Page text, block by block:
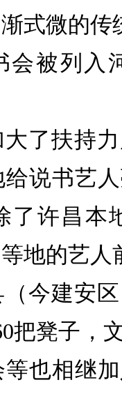
式微的
会被列入
大了扶持
说书艺
了许昌本
地的艺人
（今建安
把凳子，
也相继